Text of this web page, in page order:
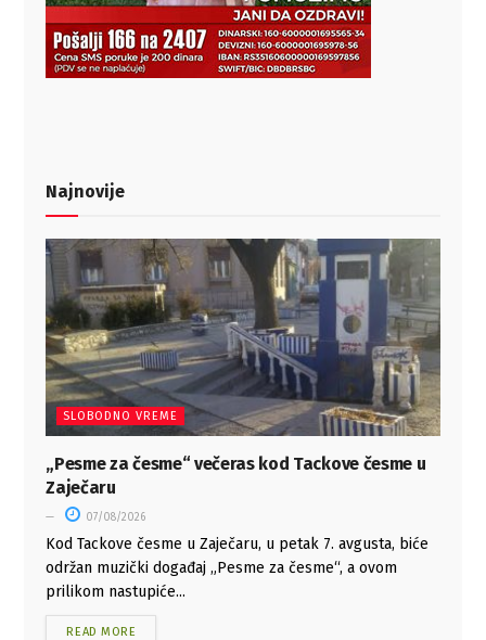
Najnovije
SLOBODNO VREME
„Pesme za česme“ večeras kod Tackove česme u
Zaječaru
07/08/2026
Kod Tackove česme u Zaječaru, u petak 7. avgusta, biće
održan muzički događaj „Pesme za česme“, a ovom
prilikom nastupiće...
READ MORE